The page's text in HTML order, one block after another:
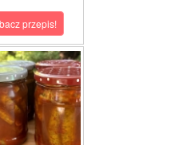
przepis!